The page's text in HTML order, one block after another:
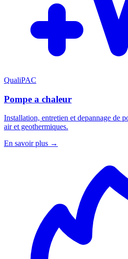
QualiPAC
Pompe a chaleur
Installation, entretien et depannage de
air et geothermiques.
En savoir plus →